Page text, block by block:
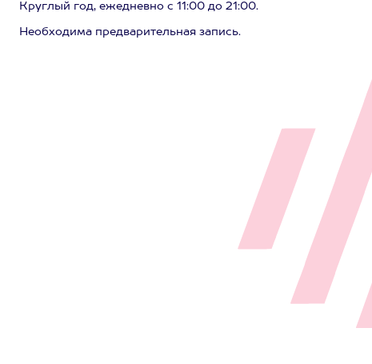
Круглый год, ежедневно с 11:00 до 21:00.
Необходима предварительная запись.